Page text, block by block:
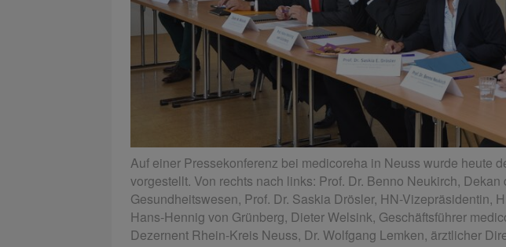
Auf einer Pressekonferenz bei medicoreha in Neuss wurde heute
vorgestellt. Von rechts nach links: Prof. Dr. Benno Neukirch, Dekan
Gesundheitswesen, Prof. Dr. Saskia Drösler, HN-Vizepräsidentin,
Hans-Hennig von Grünberg, Dieter Welsink, Geschäftsführer
Dezernent Rhein-Kreis Neuss, Dr. Wolfgang Lemken, ärztlicher